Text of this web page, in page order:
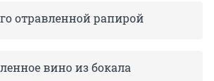
отравленной рапирой
вино из бокала